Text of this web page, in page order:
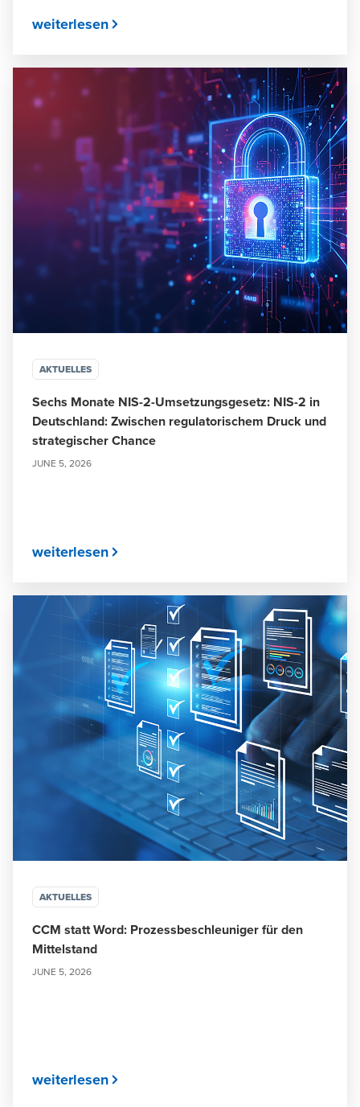
weiterlesen
AKTUELLES
Sechs Monate NIS-2-Umsetzungsgesetz: NIS-2 in
Deutschland: Zwischen regulatorischem Druck und
strategischer Chance
JUNE 5, 2026
weiterlesen
AKTUELLES
CCM statt Word: Prozessbeschleuniger für den
Mittelstand
JUNE 5, 2026
weiterlesen